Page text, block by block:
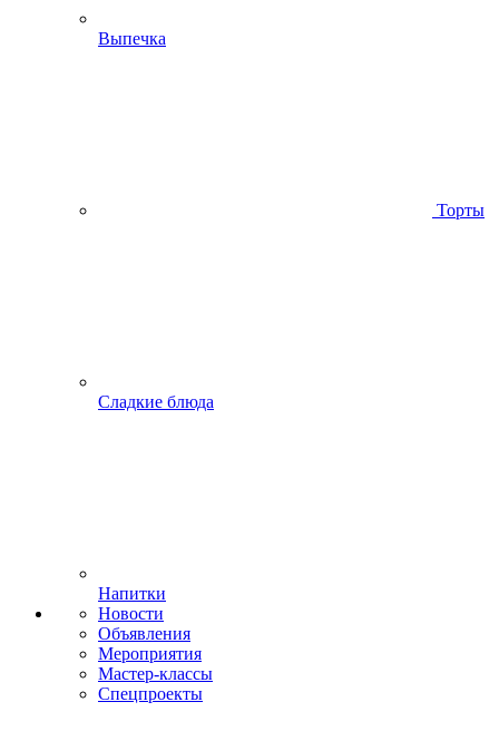
Выпечка
Торты
Сладкие блюда
Напитки
Новости
Объявления
Мероприятия
Мастер-классы
Спецпроекты